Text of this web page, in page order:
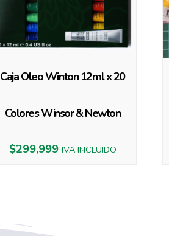
Caja Oleo Winton 12ml x 20
Colores Winsor & Newton
$299,999 IVA INCLUIDO